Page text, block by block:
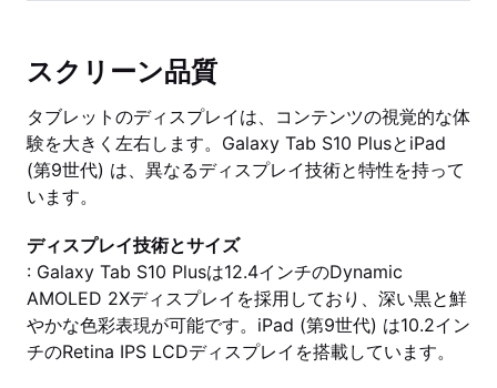
スクリーン品質
タブレットのディスプレイは、コンテンツの視覚的な体
験を大きく左右します。Galaxy Tab S10 PlusとiPad
(第9世代) は、異なるディスプレイ技術と特性を持って
います。
ディスプレイ技術とサイズ
: Galaxy Tab S10 Plusは12.4インチのDynamic
AMOLED 2Xディスプレイを採用しており、深い黒と鮮
やかな色彩表現が可能です。iPad (第9世代) は10.2イン
チのRetina IPS LCDディスプレイを搭載しています。